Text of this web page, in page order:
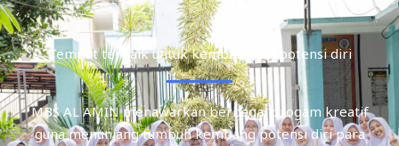
Tempat terbaik untuk kembangkan potensi diri
MBS AL AMIN menawarkan berbagai progam kreatif
guna menunjang tumbuh kembang potensi diri para